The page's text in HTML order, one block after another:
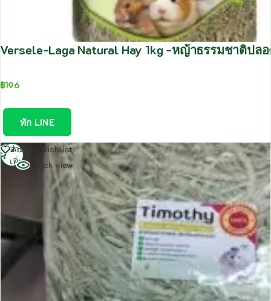
Versele-Laga Natural Hay 1kg -หญ้าธรรมชาติปลอ
฿196
ทัก LINE
Add to Wishlist
Quick view
อ่าน
เพิ่ม